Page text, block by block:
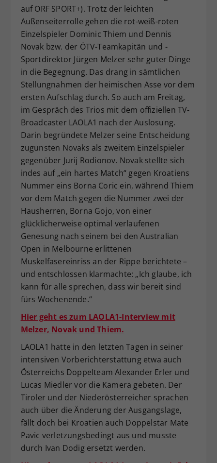
auf ORF SPORT+). Trotz der leichten
Außenseiterrolle gehen die rot-weiß-roten
Einzelspieler Dominic Thiem und Dennis
Novak bzw. der ÖTV-Teamkapitän und -
Sportdirektor Jürgen Melzer sehr guter Dinge
in die Begegnung. Das drang in sämtlichen
Stellungnahmen der heimischen Asse vor dem
ersten Aufschlag durch. So auch am Freitag,
im Gespräch des Trios mit dem offiziellen TV-
Broadcaster LAOLA1 nach der Auslosung.
Darin begründete Melzer seine Entscheidung
zugunsten Novaks als zweitem Einzelspieler
gegenüber Jurij Rodionov. Novak stellte sich
indes auf „ein hartes Match“ gegen Kroatiens
Nummer eins Borna Coric ein, während Thiem
vor dem Match gegen die Nummer zwei der
Hausherren, Borna Gojo, von einer
glücklicherweise optimal verlaufenen
Genesung nach seinem bei den Australian
Open in Melbourne erlittenen
Muskelfasereinriss an der Rippe berichtete –
und entschlossen klarmachte: „Ich glaube, ich
kann für alle sprechen, dass wir bereit sind
fürs Wochenende.“
Hier geht es zum LAOLA1-Interview mit
Melzer, Novak und Thiem.
LAOLA1 hatte in den letzten Tagen in seiner
intensiven Vorberichterstattung etwa auch
Österreichs Doppelteam Alexander Erler und
Lucas Miedler vor die Kamera gebeten. Der
Tiroler und der Niederösterreicher sprachen
auch über die Änderung der Ausgangslage,
fällt doch bei Kroatien auch Doppelstar Mate
Pavic verletzungsbedingt aus und musste
durch Ivan Dodig ersetzt werden.
Zweck
Dieser Wert speichert Ihre Consent-
Einstellungen. Unter anderem eine
zufällig generierte ID, für die
historische Speicherung Ihrer
vorgenommen Einstellungen, falls der
Webseiten-Betreiber dies eingestellt
hat.